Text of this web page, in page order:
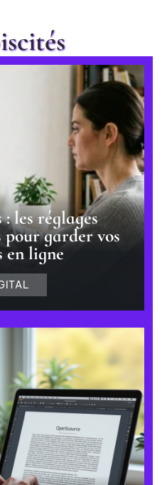
les réglages
pour garder vos
en ligne